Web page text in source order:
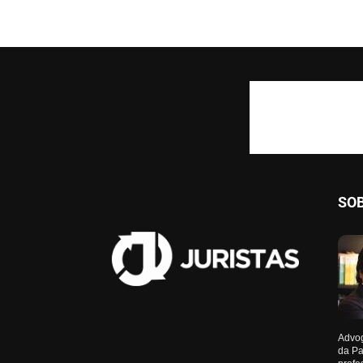
da